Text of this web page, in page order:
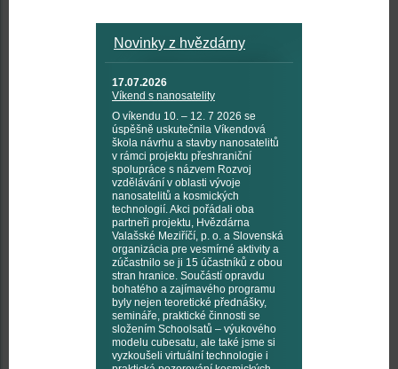
Novinky z hvězdárny
17.07.2026
Víkend s nanosatelity
O víkendu 10. – 12. 7 2026 se
úspěšně uskutečnila Víkendová
škola návrhu a stavby nanosatelitů
v rámci projektu přeshraniční
spolupráce s názvem Rozvoj
vzdělávání v oblasti vývoje
nanosatelitů a kosmických
technologií. Akci pořádali oba
partneři projektu, Hvězdárna
Valašské Meziříčí, p. o. a Slovenská
organizácia pre vesmírné aktivity a
zúčastnilo se ji 15 účastníků z obou
stran hranice. Součástí opravdu
bohatého a zajímavého programu
byly nejen teoretické přednášky,
semináře, praktické činnosti se
složením Schoolsatů – výukového
modelu cubesatu, ale také jsme si
vyzkoušeli virtuální technologie i